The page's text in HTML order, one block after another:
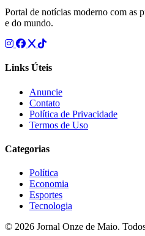
Portal de notícias moderno com as
e do mundo.
Links Úteis
Anuncie
Contato
Política de Privacidade
Termos de Uso
Categorias
Política
Economia
Esportes
Tecnologia
© 2026 Jornal Onze de Maio.